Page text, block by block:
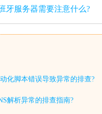
牙服务器需要注意什么?
化脚本错误导致异常的排查?
解析异常的排查指南?